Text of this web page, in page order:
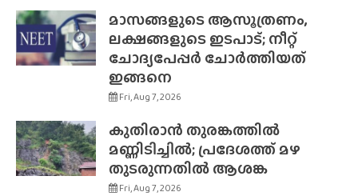
മാസങ്ങളുടെ ആസൂത്രണം,
ലക്ഷങ്ങളുടെ ഇടപാട്; നീറ്റ്
ചോദ്യപേപ്പർ ചോർത്തിയത്
ഇങ്ങനെ
Fri, Aug 7, 2026
കുതിരാൻ തുരങ്കത്തിൽ
മണ്ണിടിച്ചിൽ; പ്രദേശത്ത് മഴ
തുടരുന്നതിൽ ആശങ്ക
Fri, Aug 7, 2026